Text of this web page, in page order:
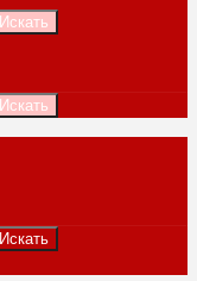
Искать
Искать
Искать